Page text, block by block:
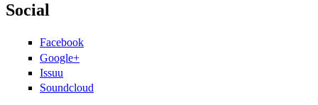
Social
Facebook
Google+
Issuu
Soundcloud